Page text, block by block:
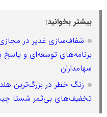
بیشتر بخوانید:
شفاف‌سازی غدیر در مجازی
برنامه‌های توسعه‌ای و پاسخ
سهامداران
زنگ خطر در بزرگ‌ترین
تخفیف‌های بی‌ثمر شستا